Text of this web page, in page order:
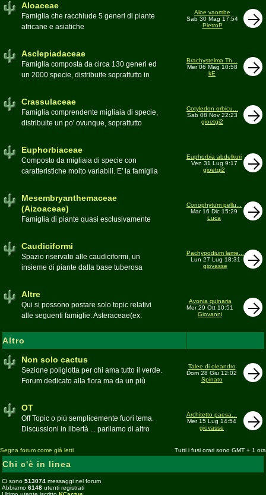
generi:Agave, Beschorneria, Furcraea,
Hesperaloë, Littaea, Manfreda, Polianthes,
Aloaceae
Famiglia che racchiude 5 generi di piante
africane e asiatiche
Aloe vaombe
Sab 30 Mag 17:54
PietroP
Asclepiadaceae
Famiglia composta da circa 130 generi ed
un 2000 specie, distribuite soprattutto in
Brachystelma Th...
Mer 06 Mag 10:58
kE
Crassulaceae
Famiglia comprendente migliaia di specie,
distribuite un po' ovunque, soprattutto
Cotyledon orbicu...
Sab 08 Nov 22:23
gioetgi2
Euphorbiaceae
Composto da migliaia di specie con
caratteristiche molto variabili. E' la famiglia
popolazioni anche nel nostro paese
Moderatorebeppe58
Euphorbia abdelkuri
Ven 31 Lug 9:17
gioetgi2
Mesembryanthemaceae
(Aizoaceae)
Famiglia di piante quasi esclusivamente
appartenenti alla famiglia
Conophytum pellu...
Mar 16 Dic 15:29
Luca
Caudiciformi
Spazio riservato alle caudiciformi, un
insieme di piante dalla base tuberosa
Pachypodium lame...
Lun 27 Lug 18:31
giovasse
Altre
Qui si possono postare solo topic relativi
alle seguenti famiglie: Asteraceae(ex.
Sansevieria; Lamiaceae (ex. Labiatae) gen.
Coleus e Plectranthus; Peperomiaceae gen.
Peperomia (solo specie succulente);
Geraniaceae gen. Pelargonium, Monsonia
Talinum, Portulacaria
Avonia quinaria
Mer 29 Ott 10:51
Giovanni
Altro
Non solo cactus
Sezione poliglotta per chi ama tutto il verde.
Forum dedicato alla flora ma da un più
Talee di oleandro
Dom 28 Giu 12:02
Spinato
OT
Off Topic o più semplicemente fuori tema.
Discussioni in libertà ... parliamo di altro
Architetto paesa...
Mer 15 Lug 14:54
giovasse
Segna forum come già letti Tutti i fusi orari sono GMT + 1 ora
Chi c'è in linea
Ci sono 513074 messaggi nel forum
Abbiamo 6148 utenti registrati